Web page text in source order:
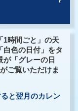
1時間ごと」の天
白色の日付」をタ
が「グレーの日
ご覧いただけま
と翌月のカレン